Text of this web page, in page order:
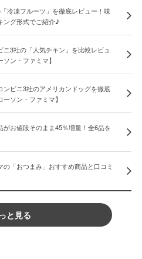
冷凍フルーツ」を徹底レビュー！味
ング形式でご紹介♪
ニ3社の「人気チキン」を比較レビュ
ン・ファミマ】
ンビニ3社のアメリカンドッグを徹底
ソン・ファミマ】
がお値段そのまま45％増量！全6品を
の「おつまみ」おすすめ商品と口コミ
と見る